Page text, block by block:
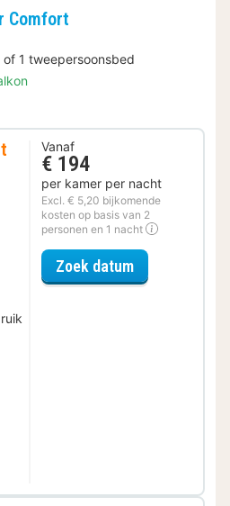
Comfort
1 tweepersoonsbed
Vanaf
€ 194
per kamer per nacht
Excl. € 5,20 bijkomende
kosten op basis van 2
personen en 1 nacht
Zoek datumvoor Relax